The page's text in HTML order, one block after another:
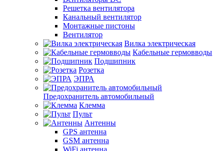
Решетка вентилятора
Канальный вентилятор
Монтажные пистоны
Вентилятор
Вилка электрическая
Кабельные гермовводы
Подшипник
Розетка
ЭПРА
Предохранитель автомобильный
Клемма
Пульт
Антенны
GPS антенна
GSM антенна
WiFi антенна